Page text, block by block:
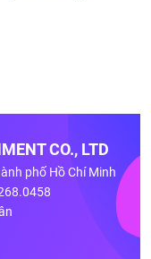
CO., LTD
phố Hồ Chí Minh